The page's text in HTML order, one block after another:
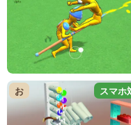
お スマホ